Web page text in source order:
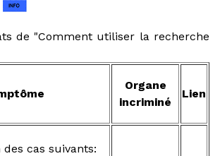
de "Comment utiliser la recherche
Organe
incriminé
Lien
cas suivants: